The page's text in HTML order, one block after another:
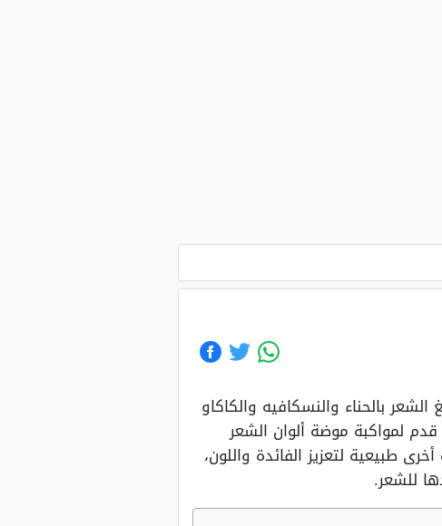
بالحناء والنسكافيه والكاكاو
لمواكبة موضة ألوان الشعر
طبيعية لتعزيز الفائدة واللون،
للشعر.